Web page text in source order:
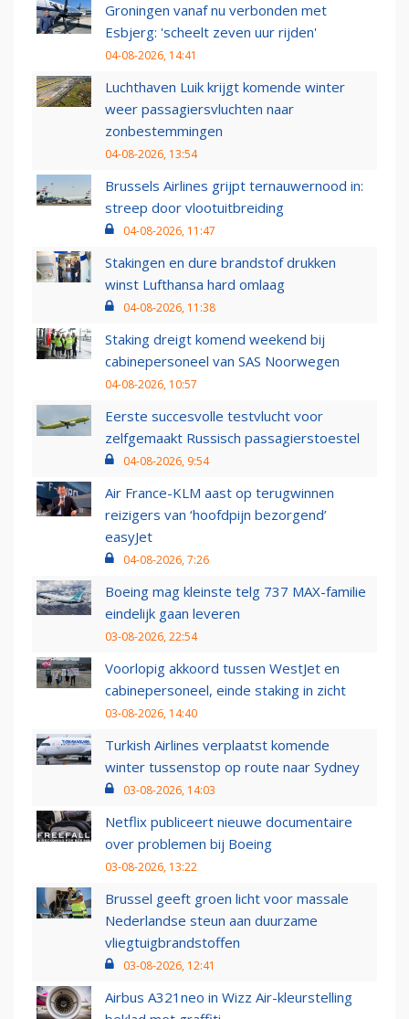
Groningen vanaf nu verbonden met
Esbjerg: 'scheelt zeven uur rijden'
04-08-2026, 14:41
Luchthaven Luik krijgt komende winter
weer passagiersvluchten naar
zonbestemmingen
04-08-2026, 13:54
Brussels Airlines grijpt ternauwernood in:
streep door vlootuitbreiding
04-08-2026, 11:47
Stakingen en dure brandstof drukken
winst Lufthansa hard omlaag
04-08-2026, 11:38
Staking dreigt komend weekend bij
cabinepersoneel van SAS Noorwegen
04-08-2026, 10:57
Eerste succesvolle testvlucht voor
zelfgemaakt Russisch passagierstoestel
04-08-2026, 9:54
Air France-KLM aast op terugwinnen
reizigers van ‘hoofdpijn bezorgend’
easyJet
04-08-2026, 7:26
Boeing mag kleinste telg 737 MAX-familie
eindelijk gaan leveren
03-08-2026, 22:54
Voorlopig akkoord tussen WestJet en
cabinepersoneel, einde staking in zicht
03-08-2026, 14:40
Turkish Airlines verplaatst komende
winter tussenstop op route naar Sydney
03-08-2026, 14:03
Netflix publiceert nieuwe documentaire
over problemen bij Boeing
03-08-2026, 13:22
Brussel geeft groen licht voor massale
Nederlandse steun aan duurzame
vliegtuigbrandstoffen
03-08-2026, 12:41
Airbus A321neo in Wizz Air-kleurstelling